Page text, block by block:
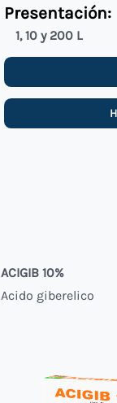
Presentación:
1, 10 y 200 L
ACIGIB 10%
Acido giberelico